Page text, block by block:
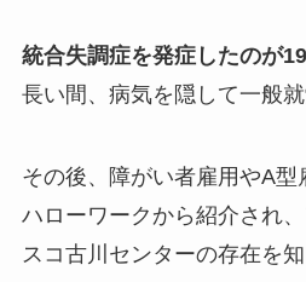
統合失調症を発症したのが
長い間、病気を隠して一般就
その後、障がい者雇用やA
ハローワークから紹介され
スコ古川センターの存在を知